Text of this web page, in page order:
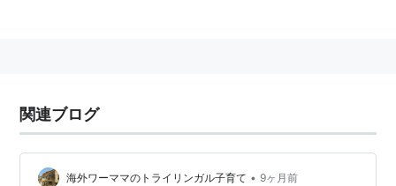
関連ブログ
海外ワーママのトライリンガル子育て • 9ヶ月前